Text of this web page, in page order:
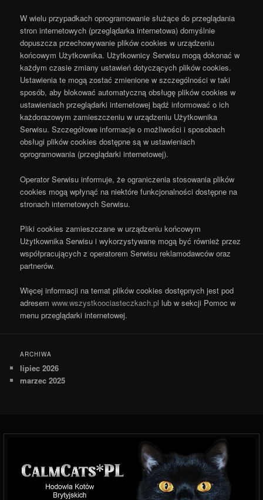
W wielu przypadkach oprogramowanie służące do przeglądania
stron internetowych (przeglądarka internetowa) domyślnie
dopuszcza przechowywanie plików cookies w urządzeniu
końcowym Użytkownika. Użytkownicy Serwisu mogą dokonać w
każdym czasie zmiany ustawień dotyczących plików cookies.
Ustawienia te mogą zostać zmienione w szczególności w taki
sposób, aby blokować automatyczną obsługę plików cookies w
ustawieniach przeglądarki internetowej bądź informować o ich
każdorazowym zamieszczeniu w urządzeniu Użytkownika
Serwisu. Szczegółowe informacje o możliwości i sposobach
obsługi plików cookies dostępne są w ustawieniach
oprogramowania (przeglądarki internetowej).
Operator Serwisu informuje, że ograniczenia stosowania plików
cookies mogą wpłynąć na niektóre funkcjonalności dostępne na
stronach internetowych Serwisu.
Pliki cookies zamieszczane w urządzeniu końcowym
Użytkownika Serwisu i wykorzystywane mogą być również przez
współpracujących z operatorem Serwisu reklamodawców oraz
partnerów.
Więcej informacji na temat plików cookies dostępnych jest pod
adresemwww.wszystkoociasteczkach.pl lub w sekcji Pomoc w
menu przeglądarki internetowej.
ARCHIWA
lipiec 2026
marzec 2025